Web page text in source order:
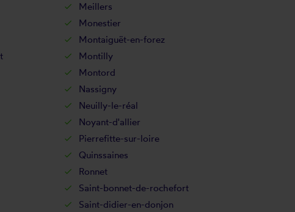
Meillers
Monestier
Montaiguët-en-forez
Montilly
Montord
Nassigny
Neuilly-le-réal
Noyant-d'allier
Pierrefitte-sur-loire
Quinssaines
Ronnet
Saint-bonnet-de-rochefort
Saint-didier-en-donjon